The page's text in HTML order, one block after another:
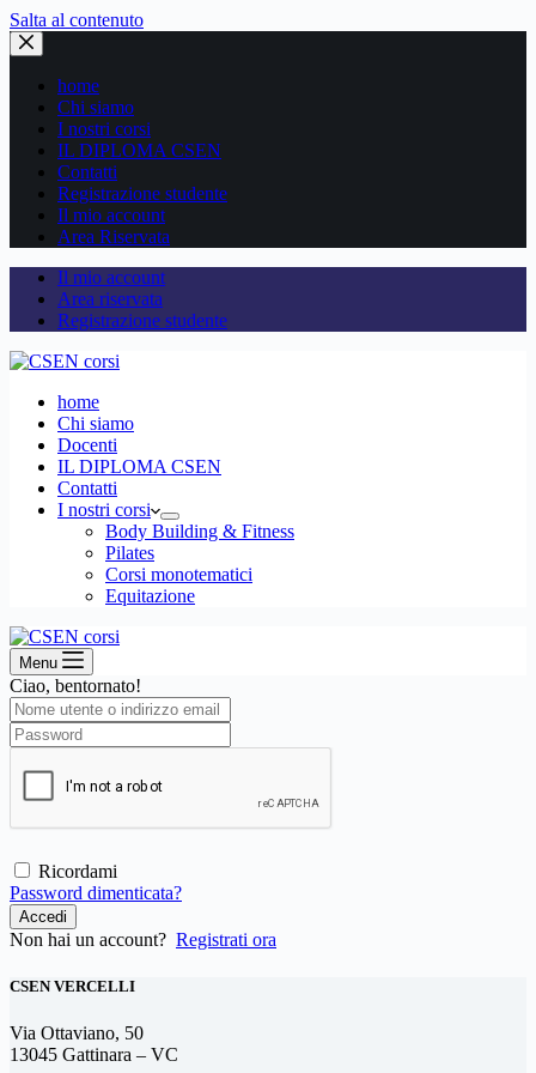
Salta al contenuto
home
Chi siamo
I nostri corsi
IL DIPLOMA CSEN
Contatti
Registrazione studente
Il mio account
Area Riservata
Il mio account
Area riservata
Registrazione studente
home
Chi siamo
Docenti
IL DIPLOMA CSEN
Contatti
I nostri corsi
Body Building & Fitness
Pilates
Corsi monotematici
Equitazione
Menu
Ciao, bentornato!
Ricordami
Password dimenticata?
Accedi
Non hai un account? Registrati ora
CSEN VERCELLI
Via Ottaviano, 50
13045 Gattinara – VC